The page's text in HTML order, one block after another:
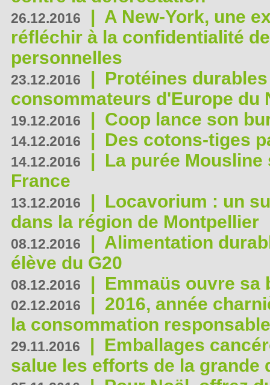
26.12.2016 | A New-York, une
réfléchir à la confidentialité
personnelles
23.12.2016 | Protéines
consommateurs d'Europe du
19.12.2016 | Coop lance son
14.12.2016 | Des cotons-tiges
14.12.2016 | La purée
France
13.12.2016 | Locavorium : un
dans la région de Montpellier
08.12.2016 | Alimentation
élève du G20
08.12.2016 | Emmaüs ouvre sa
02.12.2016 | 2016, année
la consommation
29.11.2016 | Emballages
salue les efforts de la grande